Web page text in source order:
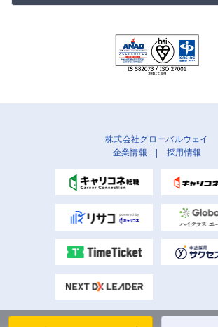
株式会社グローバルウェイ
企業情報 | 採用情報